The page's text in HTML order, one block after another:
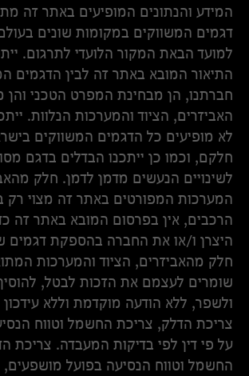
המידע והנתונים המופיעים באתר זה
דגמים המשווקים במקומות שונים
למועד הבאת המקור הלועדי לתרגום.
התיאור המובא באתר זה לבין הדגמים
חברתנו, הן מבחינת המפרט הטכני והן
האביזרים, הציוד והמערכות הנלוות.
לא מופיעים כל הדגמים המשווקים
חלקם, וכמו כן ייתכנו הבדלים בדגם
לשינויים הנעשים מדמן לדמן. חלק
המערכות המפורטים באתר זה מצוי רק
הרכבים, אין בפרסום המובא באתר זה
היצרן ו/או את החברה בהספקת דגמים
חלק מהאביזרים, הציוד והמערכות
שומרים לעצמם את הזכות לבטל,
ולשפר, ללא הודעה מוקדמת וללא
צריכת הדלק, צריכת החשמל וטווח
על פי דין לפי בדיקות המעבדה. צריכת
החשמל וטווח הנסיעה בפועל מושפעים,